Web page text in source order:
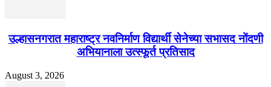
उल्हासनगरात महाराष्ट्र नवनिर्माण विद्यार्थी सेनेच्या सभासद नोंदणी
अभियानाला उत्स्फूर्त प्रतिसाद
August 3, 2026